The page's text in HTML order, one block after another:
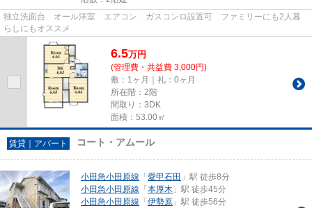
独立洗面台 オール洋室 エアコン ガスコンロ設置可 ファミリーにも2人暮
らしにもオススメ
6.5万円
(管理費・共益費 3,000円)
敷：1ヶ月｜礼：0ヶ月
所在階：2階
間取り：3DK
面積：53.00㎡
賃貸｜アパート コート・アムール
小田急小田原線 「愛甲石田 」駅 徒歩8分
小田急小田原線 「本厚木 」駅 徒歩45分
小田急小田原線 「伊勢原 」駅 徒歩56分